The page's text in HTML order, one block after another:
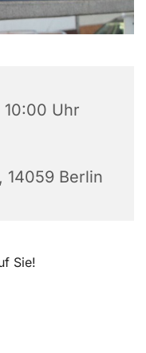
10:00 Uhr
14059 Berlin
Sie!